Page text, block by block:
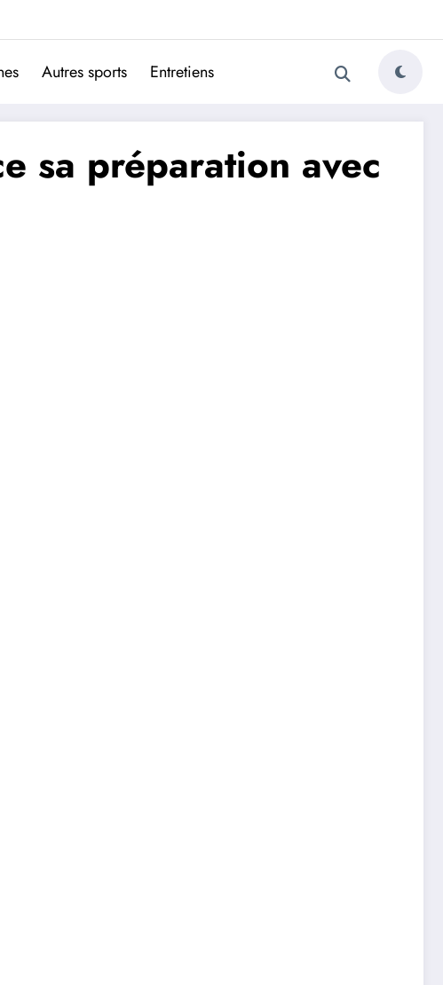
portugais
Autres sports Entretiens
sa préparation avec